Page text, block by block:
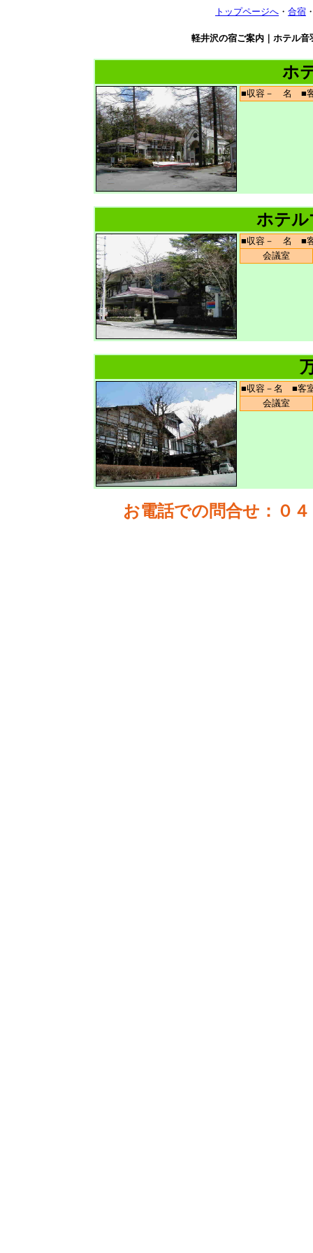
トップページへ ・ 合宿
軽井沢の宿ご案内｜ホテル
ホ
■収容－ 名 ■
ホテル
■収容－ 名 ■
会議室
■収容－名 ■
会議室
お電話での問合せ ：０